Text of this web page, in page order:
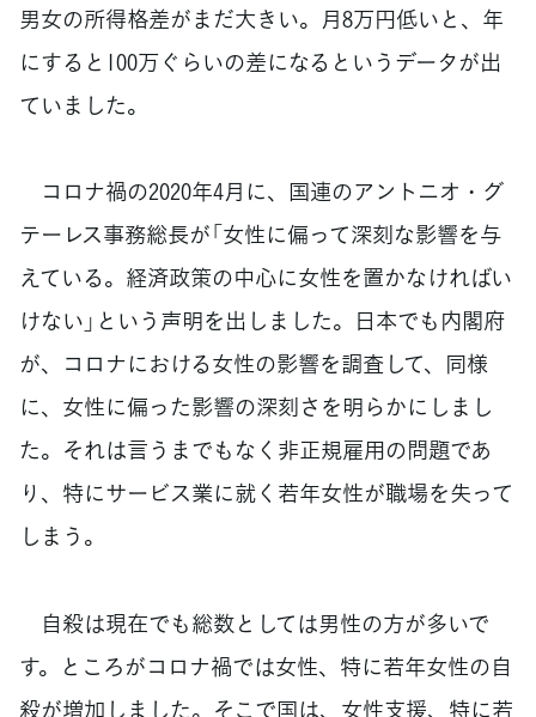
男女の所得格差がまだ大きい。月8万円低いと、年
にすると100万ぐらいの差になるというデータが出
ていました。
コロナ禍の2020年4月に、国連のアントニオ・グ
テーレス事務総長が「女性に偏って深刻な影響を与
えている。経済政策の中心に女性を置かなければい
けない」という声明を出しました。日本でも内閣府
が、コロナにおける女性の影響を調査して、同様
に、女性に偏った影響の深刻さを明らかにしまし
た。それは言うまでもなく非正規雇用の問題であ
り、特にサービス業に就く若年女性が職場を失って
しまう。
自殺は現在でも総数としては男性の方が多いで
す。ところがコロナ禍では女性、特に若年女性の自
殺が増加しました。そこで国は、女性支援、特に若